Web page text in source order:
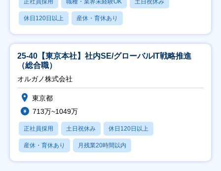
正社員採用 職種・業界未経験OK 土日祝休み
休日120日以上 産休・育休あり
25-40【東京本社】社内SE/グローバルIT戦略推進
（総合職）
オルガノ株式会社
東京都
713万~1049万
正社員採用 土日祝休み 休日120日以上
産休・育休あり 月残業20時間以内